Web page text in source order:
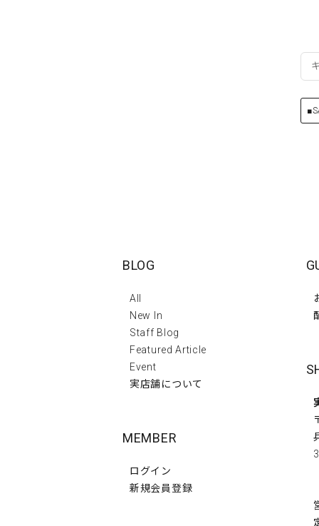
BLOG
All
New In
Staff Blog
Featured Article
Event
実店舗について
MEMBER
ログイン
新規会員登録